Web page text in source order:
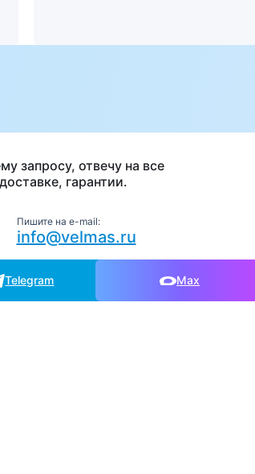
запросу, отвечу на все
гарантии.
Пишите на e-mail:
info@velmas.ru
Telegram Max